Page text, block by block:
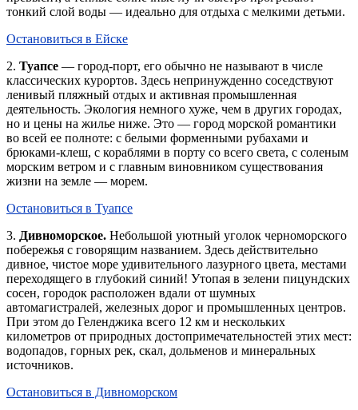
тонкий слой воды — идеально для отдыха с мелкими детьми.
Остановиться в Ейске
2. Туапсе — город-порт, его обычно не называют в числе
классических курортов. Здесь непринужденно соседствуют
ленивый пляжный отдых и активная промышленная
деятельность. Экология немного хуже, чем в других городах,
но и цены на жилье ниже. Это — город морской романтики
во всей ее полноте: с белыми форменными рубахами и
брюками-клеш, с кораблями в порту со всего света, с соленым
морским ветром и с главным виновником существования
жизни на земле — морем.
Остановиться в Туапсе
3. Дивноморское. Небольшой уютный уголок черноморского
побережья с говорящим названием. Здесь действительно
дивное, чистое море удивительного лазурного цвета, местами
переходящего в глубокий синий! Утопая в зелени пицундских
сосен, городок расположен вдали от шумных
автомагистралей, железных дорог и промышленных центров.
При этом до Геленджика всего 12 км и нескольких
километров от природных достопримечательностей этих мест:
водопадов, горных рек, скал, дольменов и минеральных
источников.
Остановиться в Дивноморском